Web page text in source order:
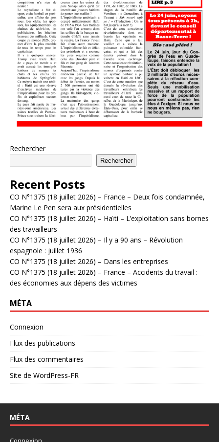
Rechercher
Rechercher
Recent Posts
CO N°1375 (18 juillet 2026) – France – Deux fois condamnée,
Marine Le Pen sera aux présidentielles
CO N°1375 (18 juillet 2026) – Haïti – L’exploitation sans bornes
des travailleurs
CO N°1375 (18 juillet 2026) – Il y a 90 ans – Révolution
espagnole : juillet 1936
CO N°1375 (18 juillet 2026) – Dans les entreprises
CO N°1375 (18 juillet 2026) – France – Accidents du travail :
des économies aux dépens des victimes
MÉTA
Connexion
Flux des publications
Flux des commentaires
Site de WordPress-FR
MÉTA